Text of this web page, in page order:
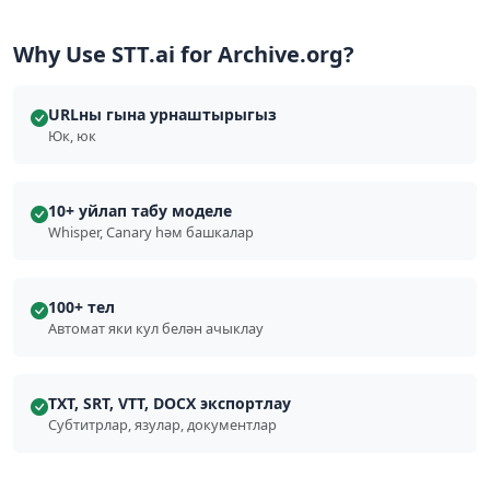
Why Use STT.ai for Archive.org?
URLны гына урнаштырыгыз
Юк, юк
10+ уйлап табу моделе
Whisper, Canary һәм башкалар
100+ тел
Автомат яки кул белән ачыклау
TXT, SRT, VTT, DOCX экспортлау
Субтитрлар, язулар, документлар